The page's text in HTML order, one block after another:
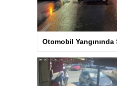
Otomobil Yangınında